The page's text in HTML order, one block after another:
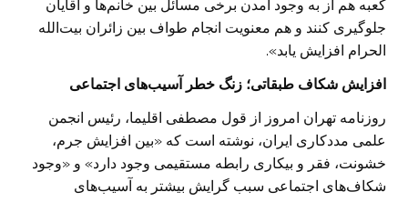
کعبه هم از به وجود آمدن برخی مسائل بین خانم‌ها و آقایان
جلوگیری کنند و هم معنویت انجام طواف بین زائران بیت‌الله
الحرام افزایش یابد».
افزایش شکاف طبقاتی؛ زنگ خطر آسیب‌های اجتماعی
روزنامه تهران امروز از قول مصطفی اقلیما، رئیس انجمن
علمی مددکاری ایران، نوشته است که «بین افزایش جرم،
خشونت، فقر و بیکاری رابطه مستقیمی وجود دارد» و «وجود
شکاف‌های اجتماعی سبب گرایش بیشتر به آسیب‌های